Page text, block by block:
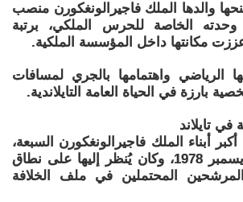
2021، منحها والدها الملك فاجيرالونغكورن منصب
الخاصة للحرس الملكي، برتبة
مكانتها داخل المؤسسة الملكية.
الرياضي واهتمامها بالجري لمسافات
بارزة في الحياة العامة التايلاندية.
في تايلاند
أكبر أبناء الملك فاجيرالونغكورن السبعة،
وقد وُلدت في 7 ديسمبر 1978، وكان يُنظر إليها على نطاق
المحتملين في ملف الخلافة